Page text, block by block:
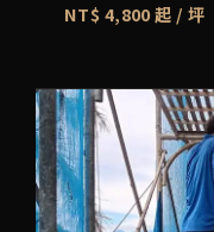
NT$ 4,800 起 / 坪